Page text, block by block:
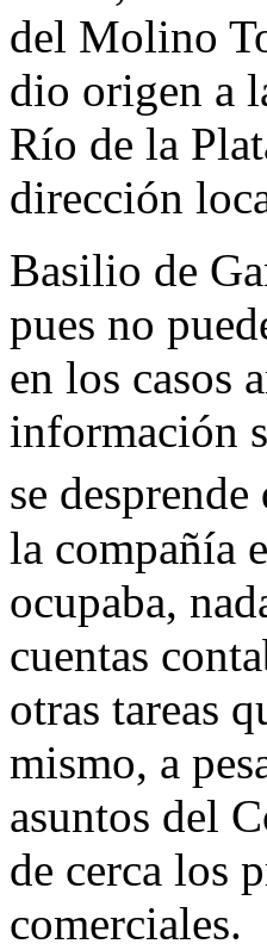
del Molino
dio origen a
Río de la
dirección
Basilio de
pues no
en los casos
información
se
la compañía
ocupaba,
cuentas
otras tareas
mismo, a
asuntos del
de cerca los
comerciales.